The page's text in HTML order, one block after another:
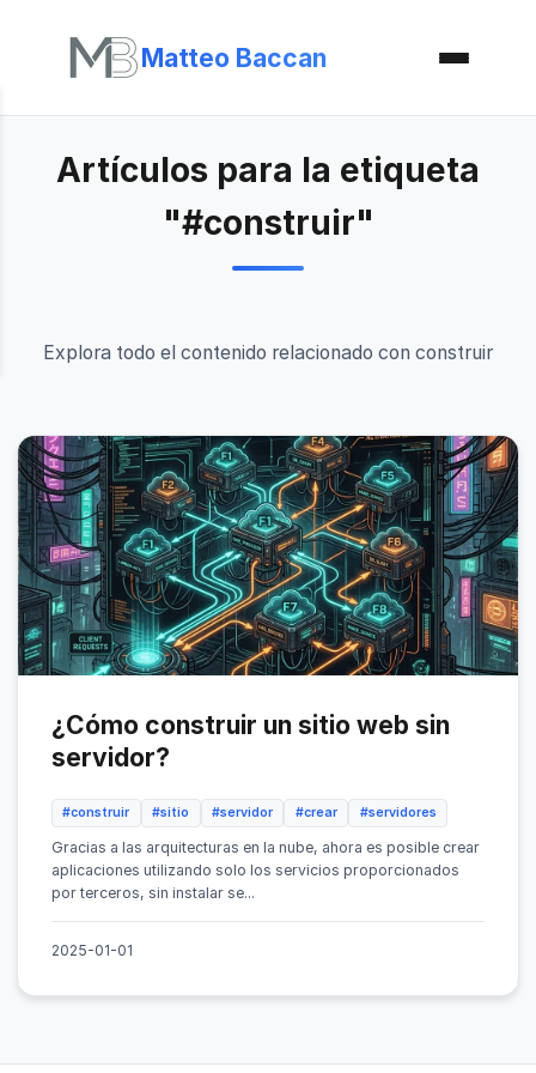
Matteo Baccan
Artículos para la etiqueta
"#construir"
Explora todo el contenido relacionado con construir
¿Cómo construir un sitio web sin
servidor?
#construir #sitio #servidor #crear #servidores
Gracias a las arquitecturas en la nube, ahora es posible crear
aplicaciones utilizando solo los servicios proporcionados
por terceros, sin instalar se...
2025-01-01